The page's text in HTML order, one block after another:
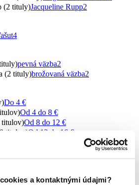
a kontaktnými údajmi?
(2 tituly)Jacqueline Rupp2
4
pevná väzba2
(2 tituly)brožovaná väzba2
Do 4 €
Od 4 do 8 €
titulov)Od 8 do 12 €
titulov)Od 12 do 16 €